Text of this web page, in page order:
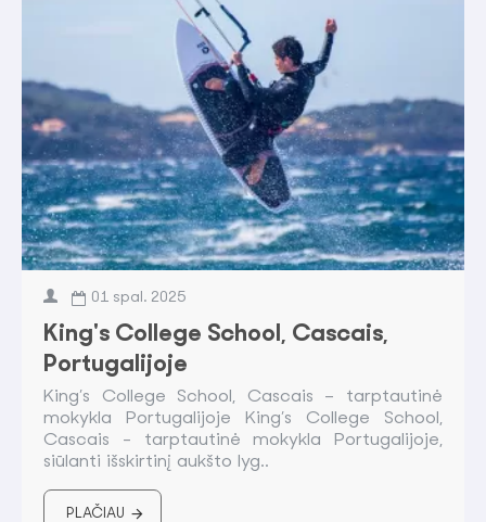
01 spal. 2025
King's College School, Cascais,
Portugalijoje
King’s College School, Cascais – tarptautinė
mokykla Portugalijoje King’s College School,
Cascais - tarptautinė mokykla Portugalijoje,
siūlanti išskirtinį aukšto lyg..
PLAČIAU